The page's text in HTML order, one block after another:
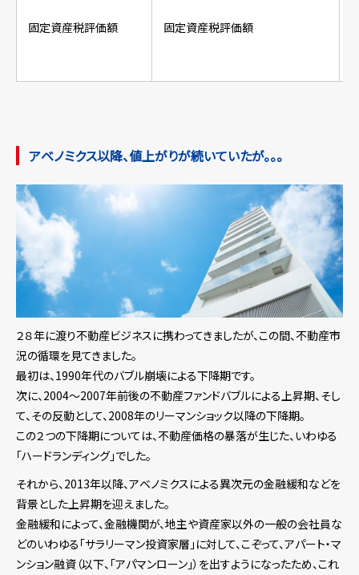
固定資産税評価額 固定資産税評価額
アベノミクス以降、値上がりが続いていたが。。。
２８年に渡り不動産ビジネスに携わってきましたが、この間、不動産市
況の循環を見てきました。
最初は、1990年代のバブル崩壊による下降期です。
次に、2004～2007年前後の不動産ファンドバブルによる上昇期、そし
て、その反動として、2008年のリーマンショック以降の下降期。
この２つの下降期については、不動産価格の暴落が生じた、いわゆる
「ハードランディング」でした。
それから、2013年以降、アベノミクスによる異次元の金融緩和などを
背景とした上昇期を迎えました。
金融緩和によって、金融機関が、地主や資産家以外の一般の会社員な
どのいわゆる「サラリーマン投資家層」に対して、こぞって、アパート・マ
ンション融資（以下、「アパマンローン」）を出すようになったため、これ